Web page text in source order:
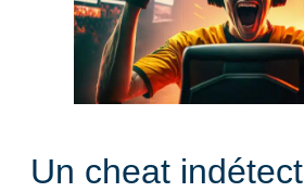
Un cheat